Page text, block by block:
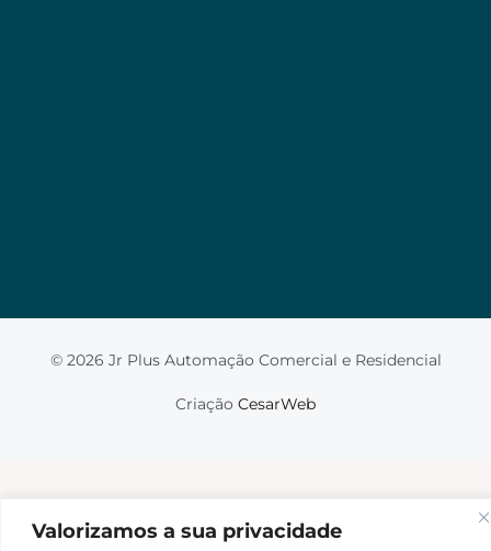
Não aceito
Aceito
© 2026 Jr Plus Automação Comercial e Residencial
Criação CesarWeb
Fale Conosco